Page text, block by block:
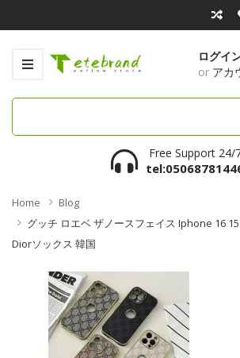
ログイ
or アカ
Free Support 24/
Home
Blog
グッチ ロエベ ザノースフェイス Iphone 16
Diorソックス 韓国